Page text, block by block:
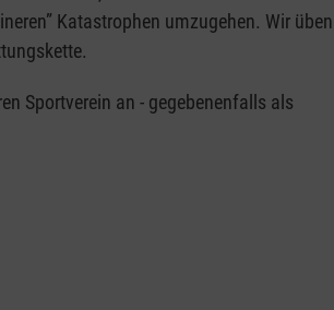
Katastrophen umzugehen. Wir üben
Sportverein an - gegebenenfalls als